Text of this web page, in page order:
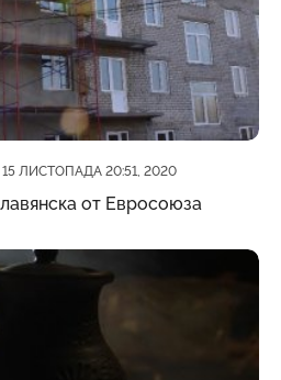
15 ЛИСТОПАДА 20:51, 2020
от Евросоюза